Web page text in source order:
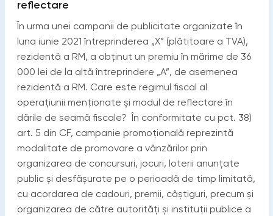
reflectare
În urma unei campanii de publicitate organizate în
luna iunie 2021 întreprinderea „X” (plătitoare a TVA),
rezidentă a RM, a obținut un premiu în mărime de 36
000 lei de la altă întreprindere „A”, de asemenea
rezidentă a RM. Care este regimul fiscal al
operațiunii menționate și modul de reflectare în
dările de seamă fiscale? În conformitate cu pct. 38)
art. 5 din CF, campanie promoțională reprezintă
modalitate de promovare a vânzărilor prin
organizarea de concursuri, jocuri, loterii anunțate
public și desfășurate pe o perioadă de timp limitată,
cu acordarea de cadouri, premii, câștiguri, precum și
organizarea de către autorități și instituții publice a